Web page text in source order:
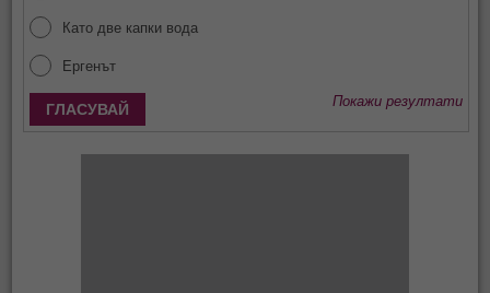
Като две капки вода
Ергенът
Покажи резултати